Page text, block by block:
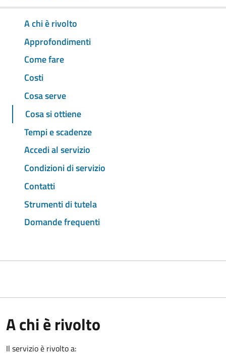
A chi è rivolto
Approfondimenti
Come fare
Costi
Cosa serve
Cosa si ottiene
Tempi e scadenze
Accedi al servizio
Condizioni di servizio
Contatti
Strumenti di tutela
Domande frequenti
A chi è rivolto
Il servizio è rivolto a: